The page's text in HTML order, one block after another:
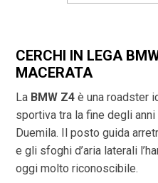
CERCHI IN LEGA
MACERATA
La BMW Z4 è una roadster
sportiva tra la fine degli
Duemila. Il posto guida
e gli sfoghi d’aria laterali
oggi molto riconoscibile.